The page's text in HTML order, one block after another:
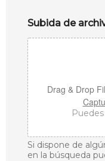
Subida de
Drag & Drop
Si dispone de
en la búsqueda